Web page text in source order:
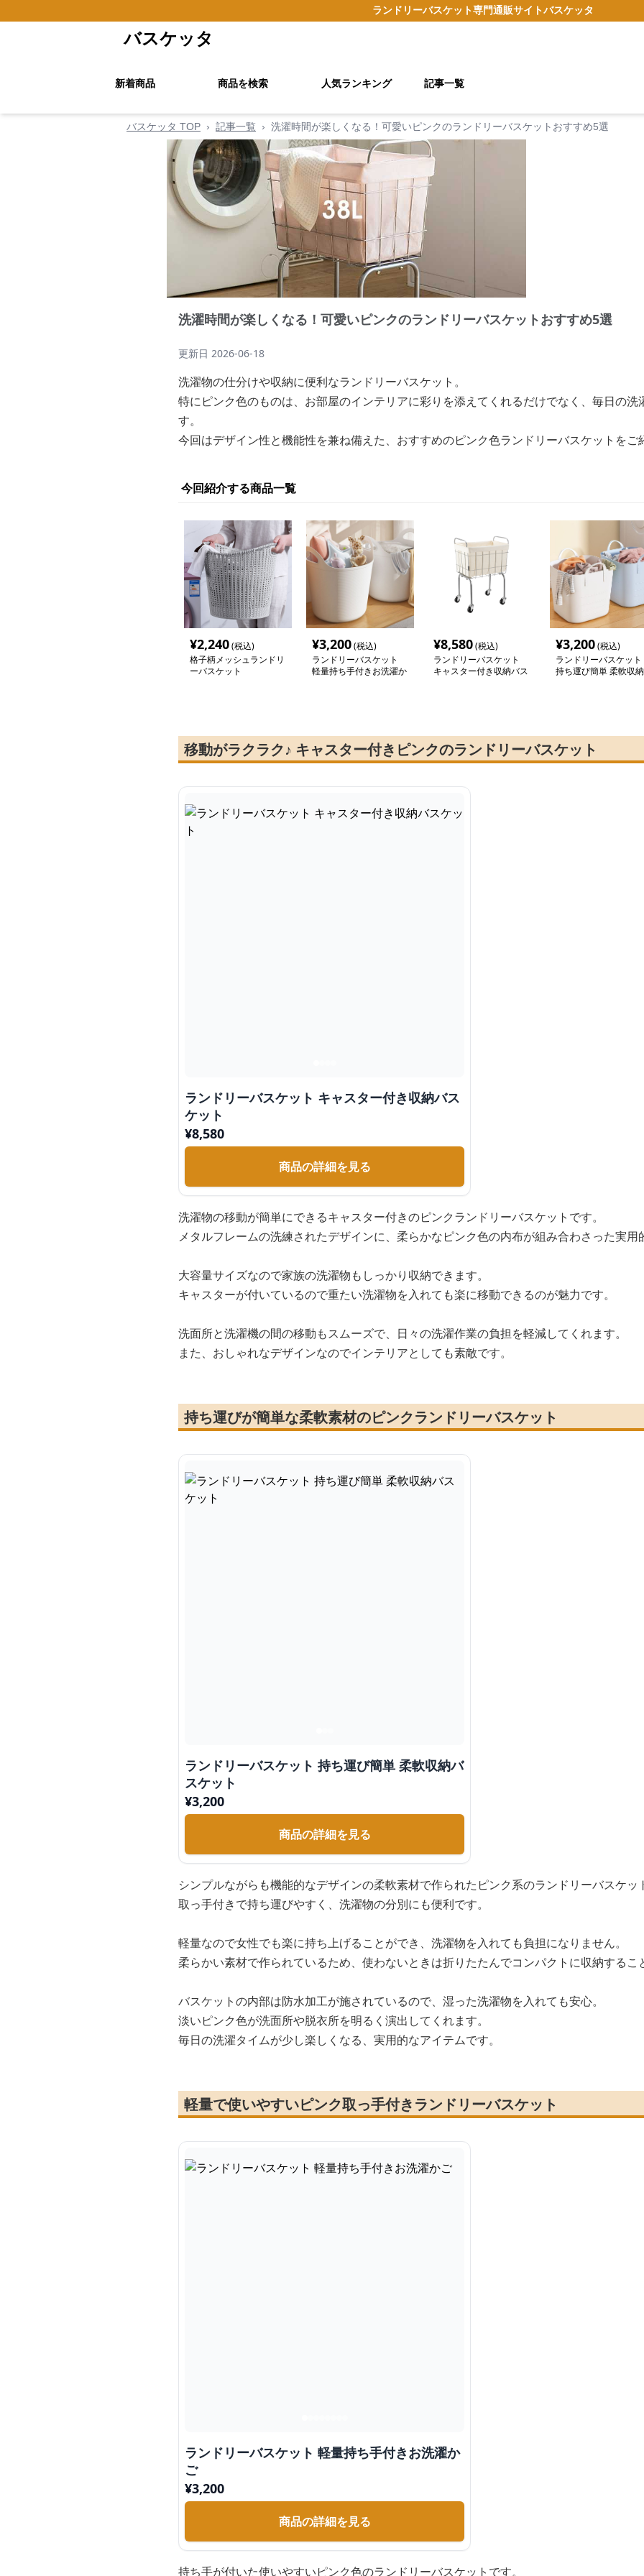
ランドリーバスケット専門通販サイトバスケッタ
バスケッタ
新着商品 商品を検索 人気ランキング 記事一覧
バスケッタ TOP › 記事一覧 › 洗濯時間が楽しくなる！可愛いピンクのランドリーバスケットおすすめ5選
洗濯時間が楽しくなる！可愛いピンクのランドリーバスケットおすすめ5選
更新日 2026-06-18
洗濯物の仕分けや収納に便利なランドリーバスケット。
特にピンク色のものは、お部屋のインテリアに彩りを添えてくれるだけでなく、毎日の
す。
今回はデザイン性と機能性を兼ね備えた、おすすめのピンク色ランドリーバスケットをご
今回紹介する商品一覧
¥2,240(税込)
格子柄メッシュランドリ
ーバスケット
¥3,200(税込)
ランドリーバスケット
軽量持ち手付きお洗濯か
¥8,580(税込)
ランドリーバスケット
キャスター付き収納バス
¥3,200(税込)
ランドリーバスケット
持ち運び簡単 柔軟収納
移動がラクラク♪ キャスター付きピンクのランドリーバスケット
ランドリーバスケット キャスター付き収納バス
ケット
¥8,580
商品の詳細を見る
洗濯物の移動が簡単にできるキャスター付きのピンクランドリーバスケットです。
メタルフレームの洗練されたデザインに、柔らかなピンク色の内布が組み合わさった実用
大容量サイズなので家族の洗濯物もしっかり収納できます。
キャスターが付いているので重たい洗濯物を入れても楽に移動できるのが魅力です。
洗面所と洗濯機の間の移動もスムーズで、日々の洗濯作業の負担を軽減してくれます。
また、おしゃれなデザインなのでインテリアとしても素敵です。
持ち運びが簡単な柔軟素材のピンクランドリーバスケット
ランドリーバスケット 持ち運び簡単 柔軟収納バ
スケット
¥3,200
商品の詳細を見る
シンプルながらも機能的なデザインの柔軟素材で作られたピンク系のランドリーバスケッ
取っ手付きで持ち運びやすく、洗濯物の分別にも便利です。
軽量なので女性でも楽に持ち上げることができ、洗濯物を入れても負担になりません。
柔らかい素材で作られているため、使わないときは折りたたんでコンパクトに収納するこ
バスケットの内部は防水加工が施されているので、湿った洗濯物を入れても安心。
淡いピンク色が洗面所や脱衣所を明るく演出してくれます。
毎日の洗濯タイムが少し楽しくなる、実用的なアイテムです。
軽量で使いやすいピンク取っ手付きランドリーバスケット
ランドリーバスケット 軽量持ち手付きお洗濯か
ご
¥3,200
商品の詳細を見る
持ち手が付いた使いやすいピンク色のランドリーバスケットです。